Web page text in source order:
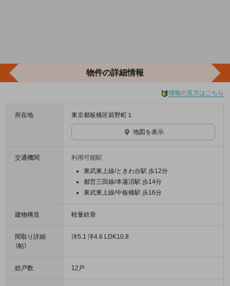
物件の詳細情報
情報の見方はこちら
所在地 東京都板橋区前野町１
地図を表示
交通機関
利用可能駅
東武東上線/ときわ台駅 歩12分
都営三田線/本蓮沼駅 歩14分
東武東上線/中板橋駅 歩16分
建物構造 軽量鉄骨
間取り詳細
（帖）
洋5.1 洋4.6 LDK10.8
総戸数 12戸